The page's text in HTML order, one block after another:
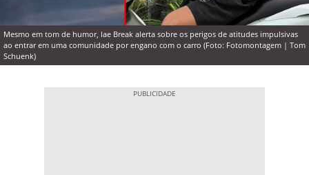
Mesmo em tom de humor, Iae Break alerta sobre os perigos de atitudes impulsivas
ao entrar em uma comunidade por engano com o carro (Foto: Fotomontagem | Tom
Schuenk)